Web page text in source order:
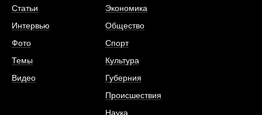
Статьи
Интервью
Фото
Темы
Видео
Экономика
Общество
Спорт
Культура
Губерния
Происшествия
Наука